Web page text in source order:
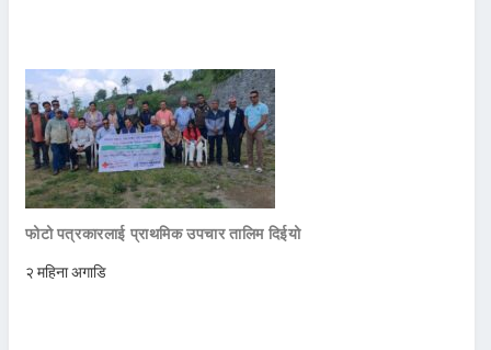
फोटो पत्रकारलाई प्राथमिक उपचार तालिम दिईयो
२ महिना अगाडि